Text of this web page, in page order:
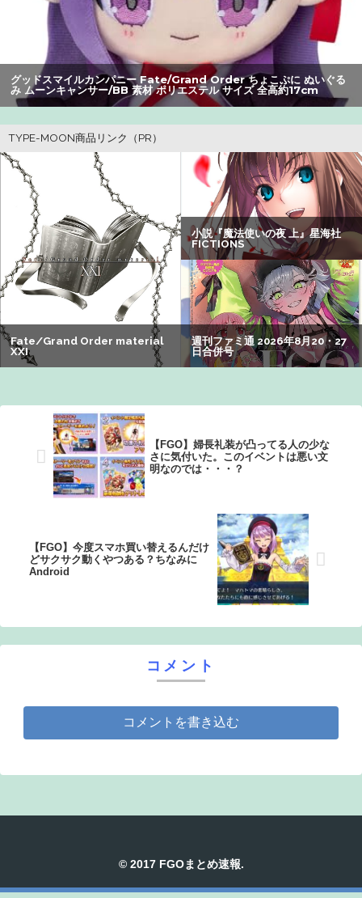
いデカイｗｗｗｗｗｗｗｗｗｗｗ
【画像】美人すぎる女医、ガチで見つかる。めちゃくちゃ
いいべｗｗｗｗ ：26/08/04のニュース
【画像】咲-saki-作者、ようやく『奇乳』に気付くｗｗｗｗ
【朗報】アマガミの棚町薫さん、最新絵でめっちゃ可愛く
なる：26/08/03のニュース
【悲報】男が嫌いな男の特徴がこちらｗｗｗｗｗｗｗｗｗ
【悲報】Z世代の身長低下の理由、ついに判明かｗｗｗｗ：
26/08/02のニュース
みいちゃん、セコカンになる
【画像】山ガールさん、山でラーメンを食べたらおじさん
に怒られるｗｗｗ
ンから心配の声：26/08/07のニュース
グッドスマイルカンパニー Fate/Grand Order ちょこぷに ぬいぐる
み ムーンキャンサー/BB 素材 ポリエステル サイズ 全高約17cm
【FGO】婦長礼装が凸ってる人の少な
さに気付いた。このイベントは悪い文
明なのでは・・・？
【FGO】今度スマホ買い替えるんだけ
どサクサク動くやつある？ちなみに
Android
コメント
コメントを書き込む
© 2017 FGOまとめ速報.